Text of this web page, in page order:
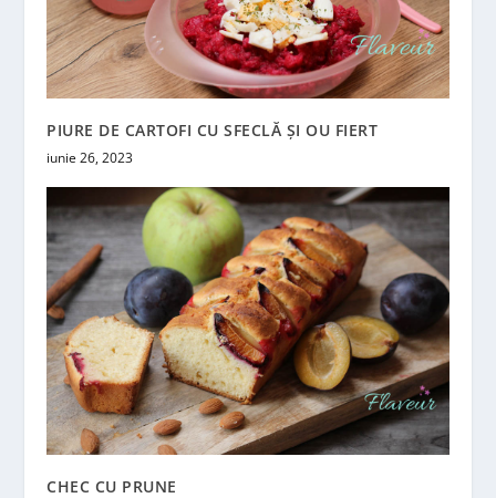
PIURE DE CARTOFI CU SFECLĂ ȘI OU FIERT
iunie 26, 2023
CHEC CU PRUNE